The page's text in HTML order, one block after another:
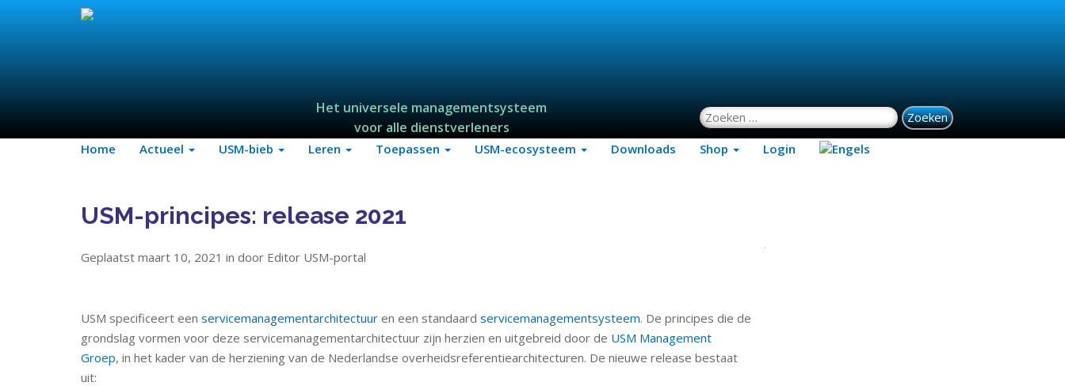
Het universele managementsysteem
voor alle dienstverleners
Zoeken naar:
Home Actueel USM-bieb Leren Toepassen USM-ecosysteem Downloads Shop Login
USM-principes: release 2021
Geplaatst maart 10, 2021 in door Editor USM-portal
USM specificeert een servicemanagementarchitectuur en een standaard servicemanagementsysteem. De principes die de
grondslag vormen voor deze servicemanagementarchitectuur zijn herzien en uitgebreid door de USM Management
Groep, in het kader van de herziening van de Nederlandse overheidsreferentiearchitecturen. De nieuwe release bestaat
uit: